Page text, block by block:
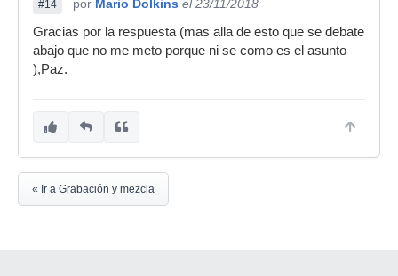
#14 por Mario Dolkins el 23/11/2018
Gracias por la respuesta (mas alla de esto que se debate
abajo que no me meto porque ni se como es el asunto
),Paz.
« Ir a Grabación y mezcla